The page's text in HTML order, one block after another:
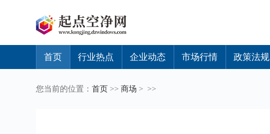
首页 行业热点 企业动态 市场行情 政策法规
您当前的位置： 首页 >> 商场 > >>